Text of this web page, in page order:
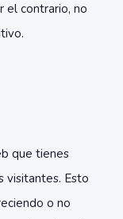
el contrario, no
que tienes
visitantes. Esto
o no